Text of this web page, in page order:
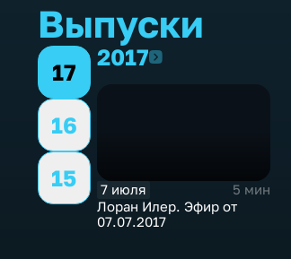
Выпуски
17
16
15
20172017
7 июля
5 мин
Лоран Илер. Эфир от
07.07.2017